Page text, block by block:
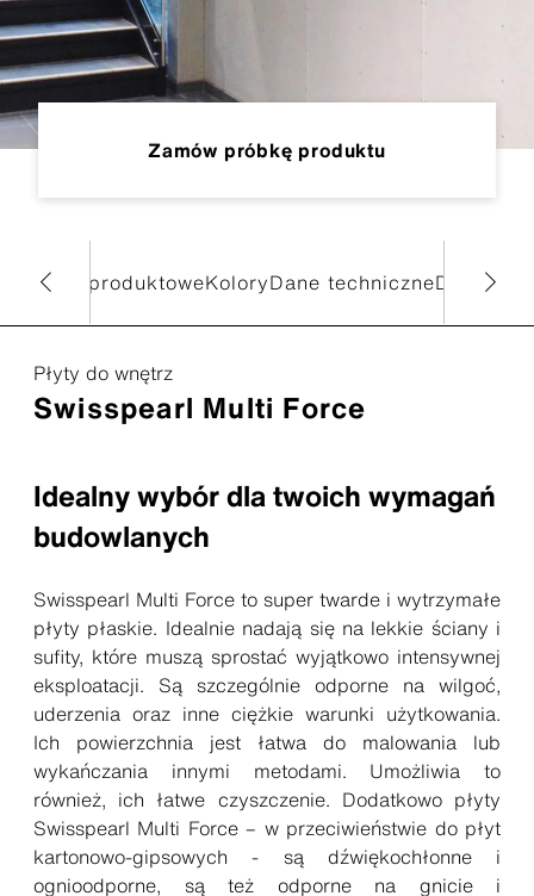
Zamów próbkę produktu
produktoweKoloryDane techniczne
Płyty do wnętrz
Swisspearl Multi Force
Idealny wybór dla twoich wymagań
budowlanych
Swisspearl Multi Force to super twarde i wytrzymałe
płyty płaskie. Idealnie nadają się na lekkie ściany i
sufity, które muszą sprostać wyjątkowo intensywnej
eksploatacji. Są szczególnie odporne na wilgoć,
uderzenia oraz inne ciężkie warunki użytkowania.
Ich powierzchnia jest łatwa do malowania lub
wykańczania innymi metodami. Umożliwia to
również, ich łatwe czyszczenie. Dodatkowo płyty
Swisspearl Multi Force – w przeciwieństwie do płyt
kartonowo-gipsowych - są dźwiękochłonne i
ognioodporne, są też odporne na gnicie i